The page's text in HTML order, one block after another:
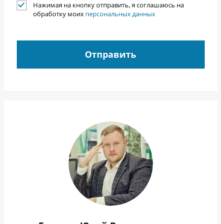
Нажимая на кнопку отправить, я соглашаюсь на
обработку моих персональных данных
Отправить